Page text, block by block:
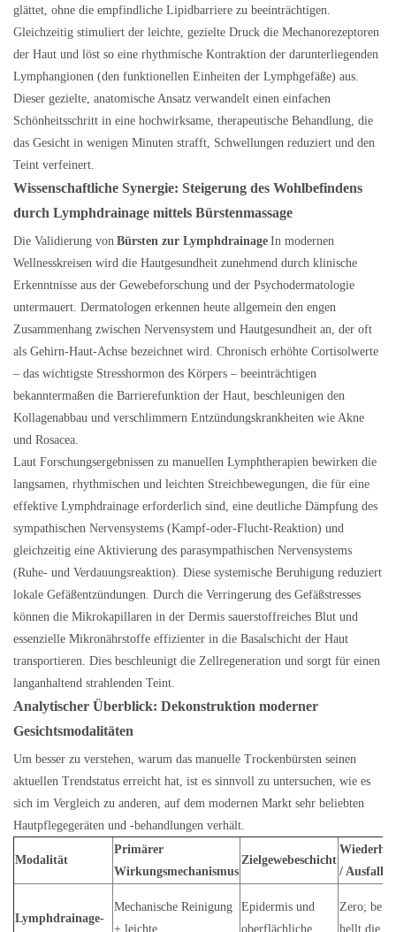
glättet, ohne die empfindliche Lipidbarriere zu beeinträchtigen.
Gleichzeitig stimuliert der leichte, gezielte Druck die Mechanorezeptoren
der Haut und löst so eine rhythmische Kontraktion der darunterliegenden
Lymphangionen (den funktionellen Einheiten der Lymphgefäße) aus.
Dieser gezielte, anatomische Ansatz verwandelt einen einfachen
Schönheitsschritt in eine hochwirksame, therapeutische Behandlung, die
das Gesicht in wenigen Minuten strafft, Schwellungen reduziert und den
Teint verfeinert.
Wissenschaftliche Synergie: Steigerung des Wohlbefindens
durch Lymphdrainage mittels Bürstenmassage
Die Validierung von Bürsten zur Lymphdrainage In modernen
Wellnesskreisen wird die Hautgesundheit zunehmend durch klinische
Erkenntnisse aus der Gewebeforschung und der Psychodermatologie
untermauert. Dermatologen erkennen heute allgemein den engen
Zusammenhang zwischen Nervensystem und Hautgesundheit an, der oft
als Gehirn-Haut-Achse bezeichnet wird. Chronisch erhöhte Cortisolwerte
– das wichtigste Stresshormon des Körpers – beeinträchtigen
bekanntermaßen die Barrierefunktion der Haut, beschleunigen den
Kollagenabbau und verschlimmern Entzündungskrankheiten wie Akne
und Rosacea.
Laut Forschungsergebnissen zu manuellen Lymphtherapien bewirken die
langsamen, rhythmischen und leichten Streichbewegungen, die für eine
effektive Lymphdrainage erforderlich sind, eine deutliche Dämpfung des
sympathischen Nervensystems (Kampf-oder-Flucht-Reaktion) und
gleichzeitig eine Aktivierung des parasympathischen Nervensystems
(Ruhe- und Verdauungsreaktion). Diese systemische Beruhigung reduziert
lokale Gefäßentzündungen. Durch die Verringerung des Gefäßstresses
können die Mikrokapillaren in der Dermis sauerstoffreiches Blut und
essenzielle Mikronährstoffe effizienter in die Basalschicht der Haut
transportieren. Dies beschleunigt die Zellregeneration und sorgt für einen
langanhaltend strahlenden Teint.
Analytischer Überblick: Dekonstruktion moderner
Gesichtsmodalitäten
Um besser zu verstehen, warum das manuelle Trockenbürsten seinen
aktuellen Trendstatus erreicht hat, ist es sinnvoll zu untersuchen, wie es
sich im Vergleich zu anderen, auf dem modernen Markt sehr beliebten
Hautpflegegeräten und -behandlungen verhält.
Modalität
Primärer
Wirkungsmechanismus
Zielgewebeschicht
/
Lymphdrainage-
Mechanische Reinigung
+ leichte
Epidermis und
oberflächliche
Zero;
hellt die